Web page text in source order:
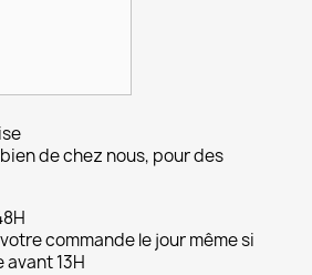
de chez nous, pour des
commande le jour même si
13H